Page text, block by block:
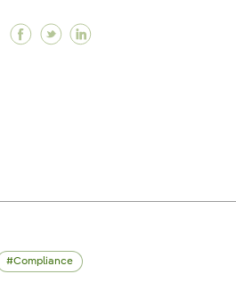
Facebook ¿Sabes qué es
Twitter ¿Sabes qué
Linkedin ¿Sabes
Compliance